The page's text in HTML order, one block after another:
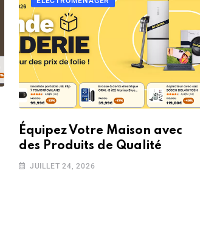
Équipez Votre Maison avec
des Produits de Qualité
JUILLET 24, 2026